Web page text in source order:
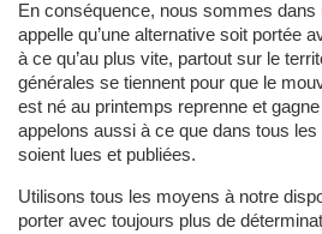
En conséquence, nous sommes dans
appelle qu’une alternative soit portée
à ce qu’au plus vite, partout sur le
générales se tiennent pour que le
est né au printemps reprenne et
appelons aussi à ce que dans tous
soient lues et publiées.
Utilisons tous les moyens à notre
porter avec toujours plus de